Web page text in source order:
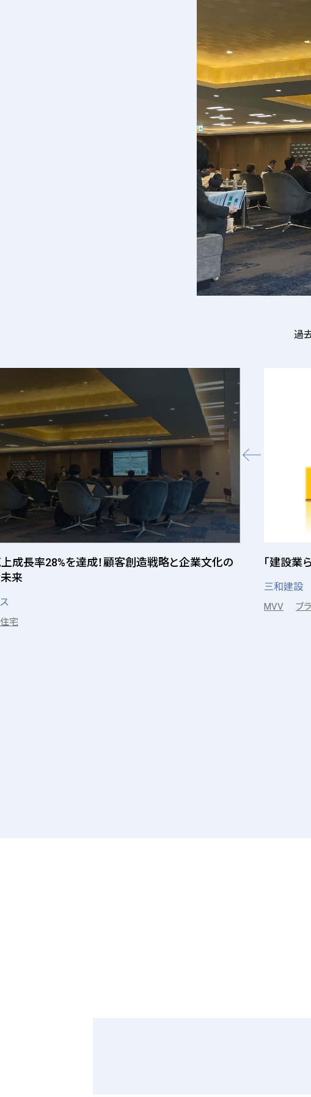
過
成長率28%を達成！顧客創造戦略と企業文化の
来
住宅
「建設業
三和建設
MVV ブ